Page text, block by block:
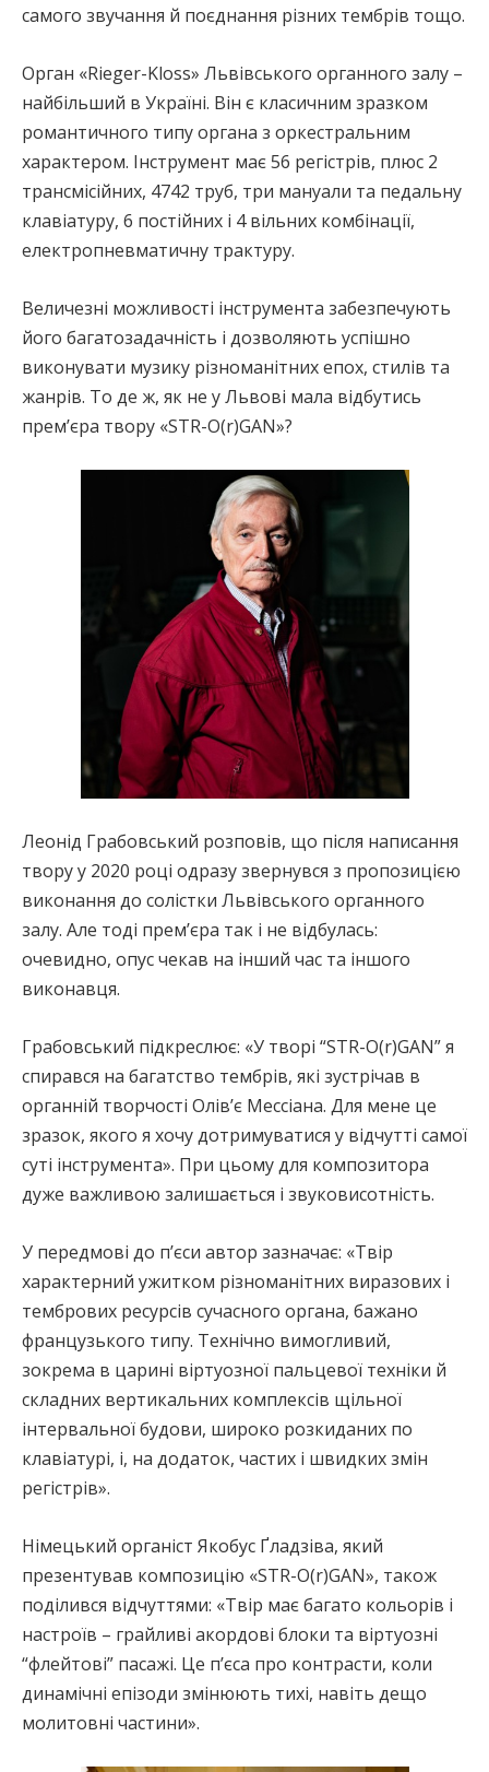
самого звучання й поєднання різних тембрів тощо.
Орган «Rieger-Kloss» Львівського органного залу –
найбільший в Україні. Він є класичним зразком
романтичного типу органа з оркестральним
характером. Інструмент має 56 регістрів, плюс 2
трансмісійних, 4742 труб, три мануали та педальну
клавіатуру, 6 постійних і 4 вільних комбінації,
електропневматичну трактуру.
Величезні можливості інструмента забезпечують
його багатозадачність і дозволяють успішно
виконувати музику різноманітних епох, стилів та
жанрів. То де ж, як не у Львові мала відбутись
премʼєра твору «STR-O(r)GAN»?
Леонід Грабовський розповів, що після написання
твору у 2020 році одразу звернувся з пропозицією
виконання до солістки Львівського органного
залу. Але тоді премʼєра так і не відбулась:
очевидно, опус чекав на інший час та іншого
виконавця.
Грабовський підкреслює: «У творі “STR-O(r)GAN” я
спирався на багатство тембрів, які зустрічав в
органній творчості Олівʼє Мессіана. Для мене це
зразок, якого я хочу дотримуватися у відчутті самої
суті інструмента». При цьому для композитора
дуже важливою залишається і звуковисотність.
У передмові до пʼєси автор зазначає: «Твір
характерний ужитком різноманітних виразових і
тембрових ресурсів сучасного органа, бажано
французького типу. Технічно вимогливий,
зокрема в царині віртуозної пальцевої техніки й
складних вертикальних комплексів щільної
інтервальної будови, широко розкиданих по
клавіатурі, і, на додаток, частих і швидких змін
регістрів».
Німецький органіст Якобус Ґладзіва, який
презентував композицію «STR-O(r)GAN», також
поділився відчуттями: «Твір має багато кольорів і
настроїв – грайливі акордові блоки та віртуозні
“флейтові” пасажі. Це пʼєса про контрасти, коли
динамічні епізоди змінюють тихі, навіть дещо
молитовні частини».